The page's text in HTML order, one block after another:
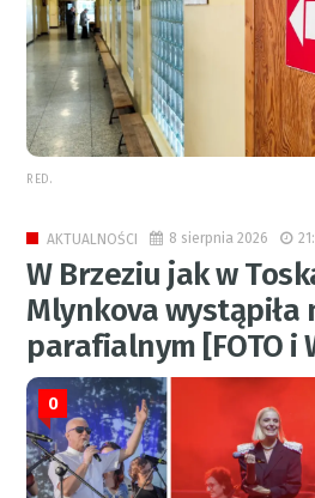
RED.
AKTUALNOŚCI 8 sierpnia 2026
W Brzeziu jak w
Mlynkova wystąpiła
parafialnym [FOTO i
0